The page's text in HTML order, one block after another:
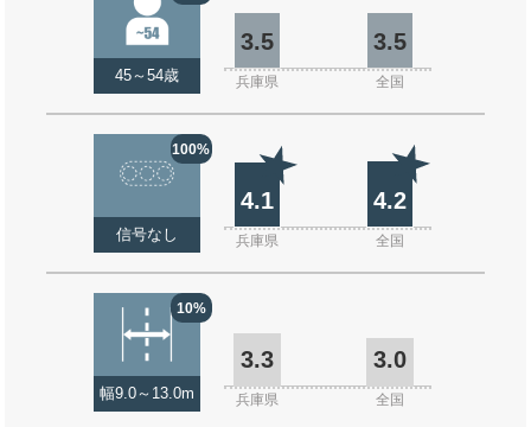
45～54歳
3.5 3.5
兵庫県 全国
100%
信号なし
4.1 4.2
兵庫県 全国
10%
幅9.0～13.0m
3.3 3.0
兵庫県 全国